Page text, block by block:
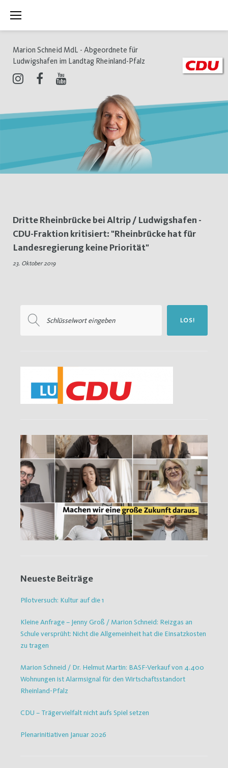
Inhalt
Marion Schneid MdL - Abgeordnete für
Ludwigshafen im Landtag Rheinland-Pfalz
Schlagwort:
Pendler
Dritte Rheinbrücke bei Altrip / Ludwigshafen -
CDU-Fraktion kritisiert: "Rheinbrücke hat für
Landesregierung keine Priorität"
23. Oktober 2019
nach:
LOS!
Neueste Beiträge
Pilotversuch: Kultur auf die 1
Kleine Anfrage – Jenny Groß / Marion Schneid: Reizgas an
Schule versprüht: Nicht die Allgemeinheit hat die Einsatzkosten
zu tragen
Marion Schneid / Dr. Helmut Martin: BASF-Verkauf von 4.400
Wohnungen ist Alarmsignal für den Wirtschaftsstandort
Rheinland-Pfalz
CDU – Trägervielfalt nicht aufs Spiel setzen
Plenarinitiativen Januar 2026